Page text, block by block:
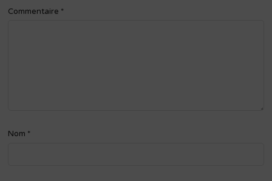
Commentaire *
Nom *